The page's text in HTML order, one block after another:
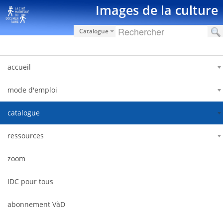
跳转到内容 Images de la culture
Catalogue
accueil
mode d'emploi
catalogue
ressources
zoom
IDC pour tous
abonnement VàD